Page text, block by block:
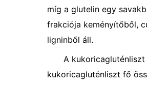
míg a glutelin egy
frakciója keményítőből,
ligninből áll.
A
kukoricagluténliszt fő